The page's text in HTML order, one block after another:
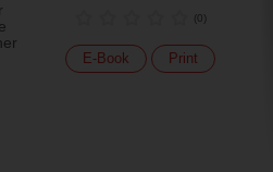
(0)
E-Book Print